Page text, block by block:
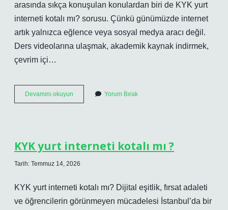
arasında sıkça konuşulan konulardan biri de KYK yurt
interneti kotalı mı? sorusu. Çünkü günümüzde internet
artık yalnızca eğlence veya sosyal medya aracı değil.
Ders videolarına ulaşmak, akademik kaynak indirmek,
çevrim içi…
Devamını okuyun
yurt
Yorum Bırak
KYK yurt interneti kotalı mı ?
Tarih: Temmuz 14, 2026
KYK yurt interneti kotalı mı? Dijital eşitlik, fırsat adaleti
ve öğrencilerin görünmeyen mücadelesi İstanbul’da bir